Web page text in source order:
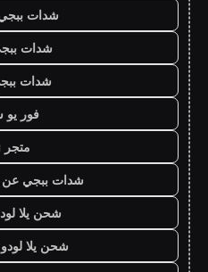
شدات
شدات
شدات
فور يو
متجر 4u
شدات ببجي عن
شحن يلا
شحن يلا لودو